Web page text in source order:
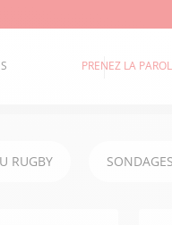
PRENEZ LA
RUGBY